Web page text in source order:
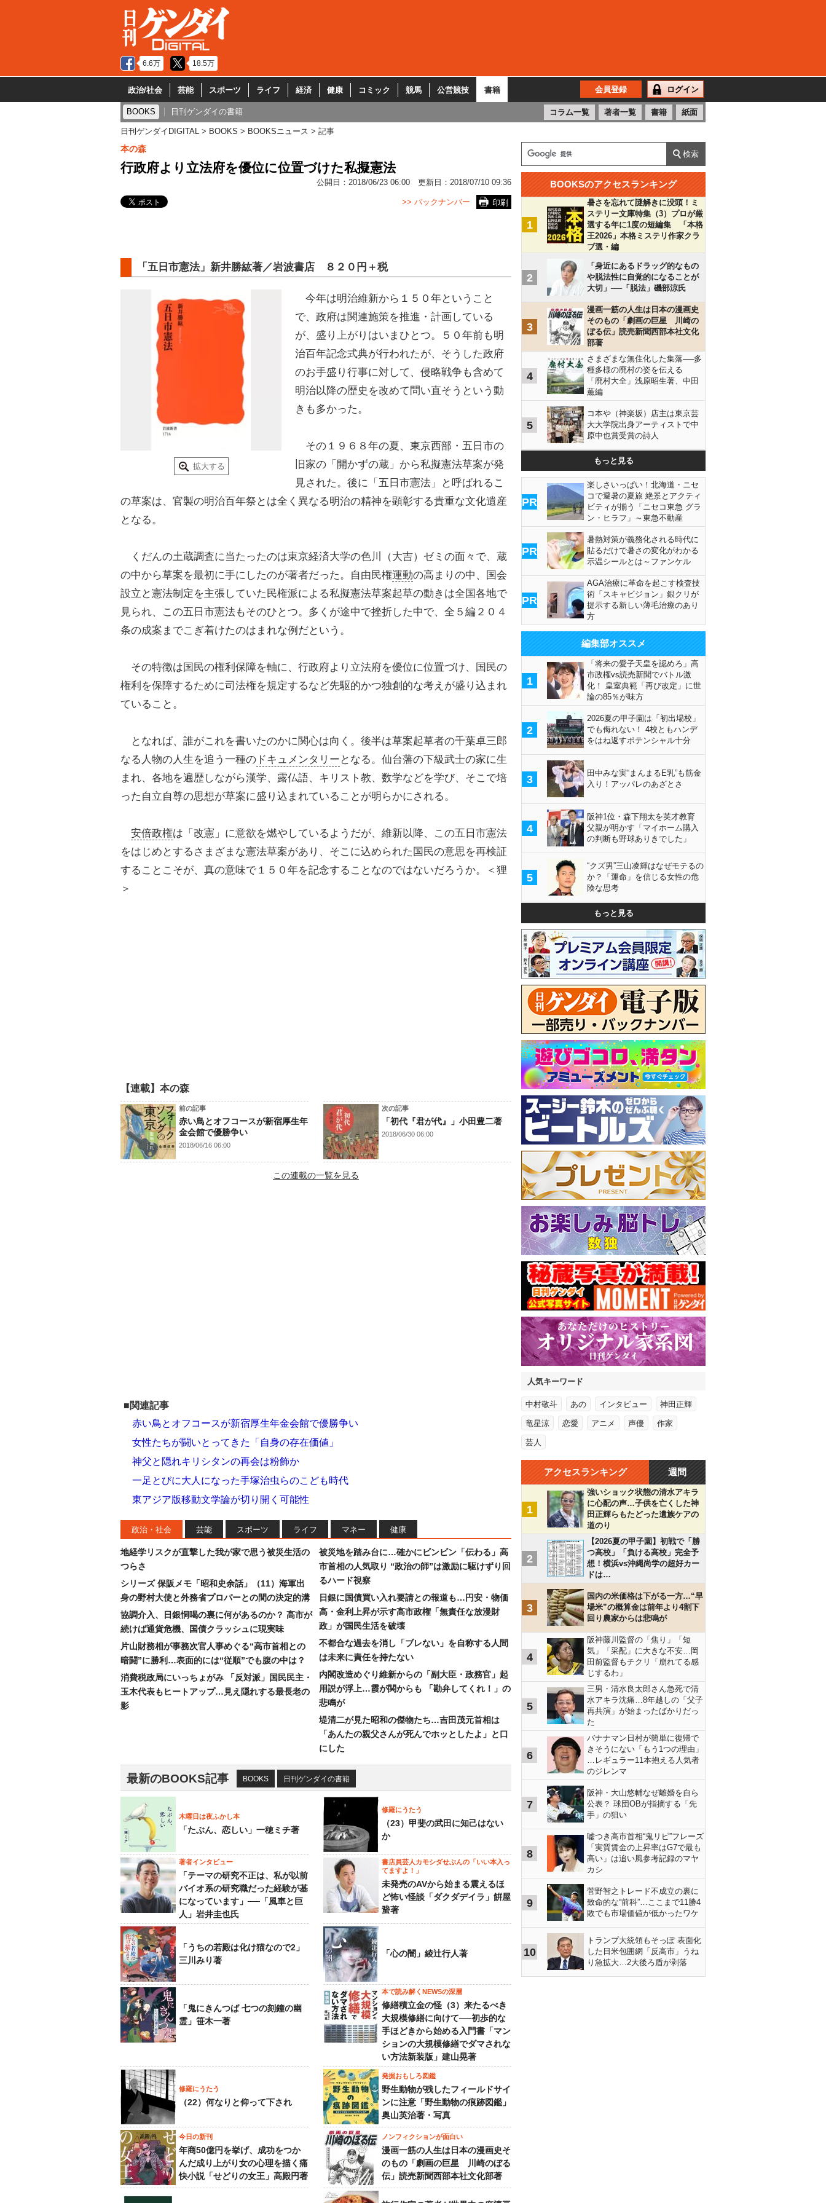
6.6万 18.5万
政治/社会 芸能 スポーツ ライフ 経済 健康 コミック 競馬 公営競技 書籍 会員登録 ログイン
BOOKS 日刊ゲンダイの書籍 コラム一覧 著者一覧 書籍 紙面
日刊ゲンダイDIGITAL BOOKS BOOKSニュース 記事
本の森
行政府より立法府を優位に位置づけた私擬憲法
公開日： 2018/06/23 06:00 更新日： 2018/07/10 09:36
印刷
>> バックナンバー
「五日市憲法」新井勝紘著／岩波書店 ８２０円＋税
拡大する
今年は明治維新から１５０年ということ
で、政府は関連施策を推進・計画している
が、盛り上がりはいまひとつ。５０年前も明
治百年記念式典が行われたが、そうした政府
のお手盛り行事に対して、侵略戦争も含めて
明治以降の歴史を改めて問い直そうという動
きも多かった。
その１９６８年の夏、東京西部・五日市の
旧家の「開かずの蔵」から私擬憲法草案が発
見された。後に「五日市憲法」と呼ばれるこ
の草案は、官製の明治百年祭とは全く異なる明治の精神を顕彰する貴重な文化遺産
となる。
くだんの土蔵調査に当たったのは東京経済大学の色川（大吉）ゼミの面々で、蔵
の中から草案を最初に手にしたのが著者だった。自由民権運動の高まりの中、国会
設立と憲法制定を主張していた民権派による私擬憲法草案起草の動きは全国各地で
見られ、この五日市憲法もそのひとつ。多くが途中で挫折した中で、全５編２０４
条の成案までこぎ着けたのはまれな例だという。
その特徴は国民の権利保障を軸に、行政府より立法府を優位に位置づけ、国民の
権利を保障するために司法権を規定するなど先駆的かつ独創的な考えが盛り込まれ
ていること。
となれば、誰がこれを書いたのかに関心は向く。後半は草案起草者の千葉卓三郎
なる人物の人生を追う一種の ドキュメンタリー となる。仙台藩の下級武士の家に生
まれ、各地を遍歴しながら漢学、露仏語、キリスト教、数学などを学び、そこで培
った自立自尊の思想が草案に盛り込まれていることが明らかにされる。
安倍政権は「改憲」に意欲を燃やしているようだが、維新以降、この五日市憲法
をはじめとするさまざまな憲法草案があり、そこに込められた国民の意思を再検証
することこそが、真の意味で１５０年を記念することなのではないだろうか。＜狸
＞
【連載】本の森
前の記事
赤い鳥とオフコースが新宿厚生年
金会館で優勝争い
2018/06/16 06:00
次の記事
「初代『君が代』」小田豊二著
2018/06/30 06:00
この連載の一覧を見る
■関連記事
赤い鳥とオフコースが新宿厚生年金会館で優勝争い
女性たちが闘いとってきた「自身の存在価値」
神父と隠れキリシタンの再会は粉飾か
一足とびに大人になった手塚治虫らのこども時代
東アジア版移動文学論が切り開く可能性
政治・社会 芸能 スポーツ ライフ マネー 健康
地経学リスクが直撃した我が家で思う被災生活の
つらさ
シリーズ 保阪メモ「昭和史余話」（11）海軍出
身の野村大使と外務省プロパーとの間の決定的溝
協調介入、日銀恫喝の裏に何があるのか？ 高市が
続けば通貨危機、国債クラッシュに現実味
片山財務相が事務次官人事めぐる“高市首相との
暗闘”に勝利…表面的には“従順”でも腹の中は？
消費税政局にいっちょがみ 「反対派」国民民主・
玉木代表もヒートアップ…見え隠れする最長老の
影
被災地を踏み台に…確かにビンビン「伝わる」高
市首相の人気取り “政治の師”は激励に駆けずり回
るハード視察
日銀に国債買い入れ要請との報道も…円安・物価
高・金利上昇が示す高市政権「無責任な放漫財
政」が国民生活を破壊
不都合な過去を消し「ブレない」を自称する人間
は未来に責任を持たない
内閣改造めぐり維新からの「副大臣・政務官」起
用説が浮上…霞が関からも 「勘弁してくれ！」の
悲鳴が
堤清二が見た昭和の傑物たち…吉田茂元首相は
「あんたの親父さんが死んでホッとしたよ」と口
にした
最新のBOOKS記事 BOOKS 日刊ゲンダイの書籍
木曜日は夜ふかし本
「たぶん、恋しい」一穂ミチ著
修羅にうたう
（23）甲斐の武田に知己はない
か
著者インタビュー
「テーマの研究不正は、私が以前
バイオ系の研究職だった経験が基
になっています」──「風車と巨
人」岩井圭也氏
書店員芸人カモシダせぶんの「いい本入っ
てますよ！」
未発売のAVから始まる震えるほ
ど怖い怪談「ダクダデイラ」餠屋
䖸著
「うちの若殿は化け猫なので2」
三川みり著
「心の闇」綾辻行人著
「鬼にきんつば 七つの刻鐘の幽
霊」笹木一著
本で読み解くNEWSの深層
修繕積立金の怪（3）来たるべき
大規模修繕に向けて──初歩的な
手ほどきから始める入門書「マン
ションの大規模修繕でダマされな
い方法新装版」建山晃著
修羅にうたう
（22）何なりと仰って下され
発掘おもしろ図鑑
野生動物が残したフィールドサイ
ンに注意「野生動物の痕跡図鑑」
奥山英治著・写真
今日の新刊
年商50億円を挙げ、成功をつか
んだ成り上がり女の心理を描く痛
快小説「せどりの女王」高殿円著
ノンフィクションが面白い
漫画一筋の人生は日本の漫画史そ
のもの「劇画の巨星 川崎のぼる
伝」読売新聞西部本社文化部著
BOOKSのアクセスランキング
1
暑さを忘れて謎解きに没頭！ミ
ステリー文庫特集（3）プロが厳
選する年に1度の短編集 「本格
王2026」本格ミステリ作家クラ
ブ選・編
2
「身近にあるドラッグ的なもの
や脱法性に自覚的になることが
大切」──「脱法」磯部涼氏
3
漫画一筋の人生は日本の漫画史
そのもの「劇画の巨星 川崎の
ぼる伝」読売新聞西部本社文化
部著
4
さまざまな無住化した集落──多
種多様の廃村の姿を伝える
「廃村大全」浅原昭生著、中田
薫編
5
コ本や（神楽坂）店主は東京芸
大大学院出身アーティストで中
原中也賞受賞の詩人
もっと見る
PR
楽しさいっぱい！北海道・ニセ
コで避暑の夏旅 絶景とアクティ
ビティが揃う「ニセコ東急 グラ
ン・ヒラフ」～東急不動産
PR
暑熱対策が義務化される時代に
貼るだけで暑さの変化がわかる
示温シールとは～ファンケル
PR
AGA治療に革命を起こす検査技
術「スキャビジョン」銀クリが
提示する新しい薄毛治療のあり
方
編集部オススメ
1
「将来の愛子天皇を認めろ」高
市政権vs読売新聞でバトル激
化！ 皇室典範「再び改定」に世
論の85％が味方
2
2026夏の甲子園は「初出場校」
でも侮れない！ 4校ともハンデ
をはね返すポテンシャル十分
3
田中みな実“まんまるE乳”も筋金
入り！アッパレのあざとさ
4
阪神1位・森下翔太を英才教育
父親が明かす「マイホーム購入
の判断も野球ありきでした」
5
“クズ男”三山凌輝はなぜモテるの
か？「運命」を信じる女性の危
険な思考
もっと見る
人気キーワード
中村敬斗 あの インタビュー 神田正輝
竜星涼 恋愛 アニメ 声優 作家
芸人
アクセスランキング 週間
1
強いショック状態の清水アキラ
に心配の声…子供を亡くした神
田正輝らもたどった遺族ケアの
道のり
2
【2026夏の甲子園】初戦で「勝
つ高校」「負ける高校」完全予
想！横浜vs沖縄尚学の超好カー
ドは…
3
国内の米価格は下がる一方…“早
場米”の概算金は前年より4割下
回り農家からは悲鳴が
4
阪神藤川監督の「焦り」「短
気」「采配」に大きな不安…岡
田前監督もチクリ「崩れてる感
じするわ」
5
三男・清水良太郎さん急死で清
水アキラ沈痛…8年越しの「父子
再共演」が始まったばかりだっ
た
6
バナナマン日村が簡単に復帰で
きそうにない「もう1つの理由」
…レギュラー11本抱える人気者
のジレンマ
7
阪神・大山悠輔なぜ離婚を自ら
公表？ 球団OBが指摘する「先
手」の狙い
8
嘘つき高市首相“鬼リピ”フレーズ
「実質賃金の上昇率はG7で最も
高い」は追い風参考記録のマヤ
カシ
9
菅野智之トレード不成立の裏に
致命的な“前科”…ここまで11勝4
敗でも市場価値が低かったワケ
10
トランプ大統領もそっぽ 表面化
した日米包囲網「反高市」うね
り急拡大…2大後ろ盾が剥落